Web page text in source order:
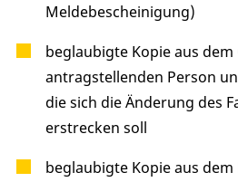
Meldebescheinigung)
beglaubigte Kopie aus
antragstellenden Person
die sich die Änderung des
erstrecken soll
beglaubigte Kopie aus